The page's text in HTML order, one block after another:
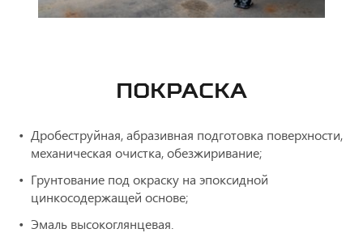
ПОКРАСКА
Дробеструйная, абразивная подготовка поверхности,
механическая очистка, обезжиривание;
Грунтование под окраску на эпоксидной
цинкосодержащей основе;
Эмаль высокоглянцевая.